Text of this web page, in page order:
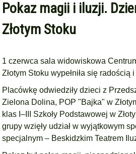
Pokaz magii i iluzji.
Złotym Stoku
1 czerwca sala widowiskowa
Złotym Stoku wypełniła się
Placówkę odwiedziły dzieci z
Zielona Dolina, POP "Bajka" w
klas I–III Szkoły Podstawowej w
grupy wzięły udział w wyjątkowym
specjalnym – Beskidzkim Teatrem